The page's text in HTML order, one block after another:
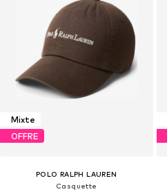
Mixte
OFFRE
POLO RALPH LAUREN
Casquette